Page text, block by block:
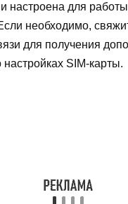
настроена для
необходимо,
для получения
SIM-карты.